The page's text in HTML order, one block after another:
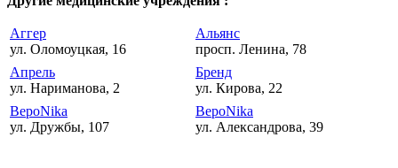
Аггер
ул. Оломоуцкая, 16
Альянс
просп. Ленина, 78
Апрель
ул. Нариманова, 2
Бренд
ул. Кирова, 22
ВероNika
ул. Дружбы, 107
ВероNika
ул. Александрова, 39